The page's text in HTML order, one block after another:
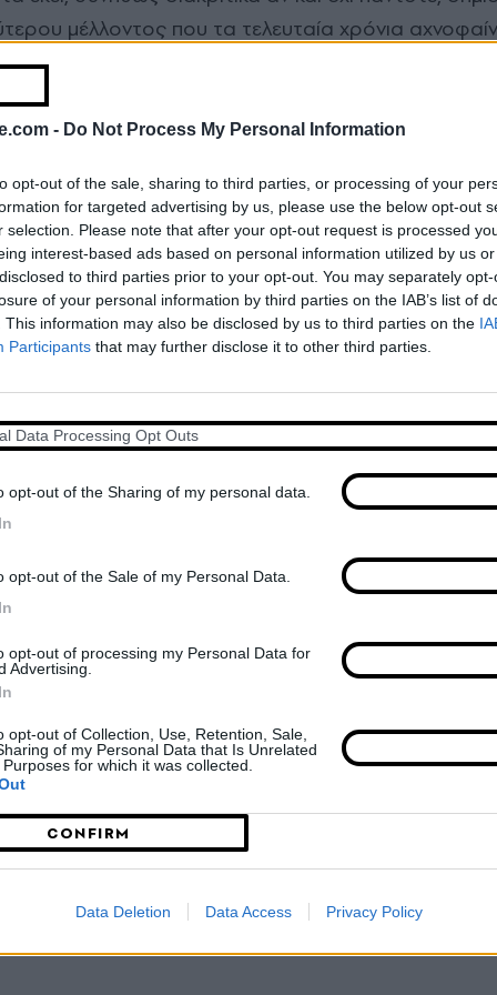
- Do Not Process My Personal Information
opt-out of the sale, sharing to third parties, or processing of your
for targeted advertising by us, please use the below opt-out
selection. Please note that after your opt-out request is processed
interest-based ads based on personal information utilized by us
to third parties prior to your opt-out. You may separately
of your personal information by third parties on the IAB’s list of
This information may also be disclosed by us to third parties on the
Participants that may further disclose it to other third parties.
Data Processing Opt Outs
opt-out of the Sharing of my personal data.
opt-out of the Sale of my Personal Data.
opt-out of processing my Personal Data for
Advertising.
opt-out of Collection, Use, Retention, Sale,
of my Personal Data that Is Unrelated
for which it was collected.
CONFIRM
Data Deletion Data Access Privacy Policy
μέλλοντος που τα τελευταία χρόνια
τον πατέρα του σφιχτά από το χέρι. Για
Τούμπα, ζήτημα να είχε δει μισό ματς στην
να γνωρίσει μόνο τον δυνατό ΠΑΟΚ του
ματς και όχι στα ελληνικά. Στο χορτάρι εκείνη
του Χατζηπαναγή. Ένα εύκολο 0-2 τον έκανε να
μετρημένα του οκτώ χρόνια. «Σκούρα τα
είναι η ιστορία». Λίγα χρόνια μετά, δύο στιγμιότυπα
ως πρωταρχικά σημεία αναφοράς.
ιστορίας και σύγχρονα σημεία
του Βελγίου - είχε στεφθεί Κυπελλούχος
μεταξύ άλλων τον θρύλο του βελγικού
τα δοκάρια. Ο ΠΑΟΚ όχι μόνο κράτησε, αλλά
με γκολ του Μπορμπόκη στο 80'. Ενός παίκτη που
και ελάχιστους ακόμα, υπήρξαν στήριγμα και
όπου οι ελάχιστες επιτυχίες αφορούσαν το
έφυγε από τη ζωή πριν από λίγες ημέρες, στις
59 ετών.